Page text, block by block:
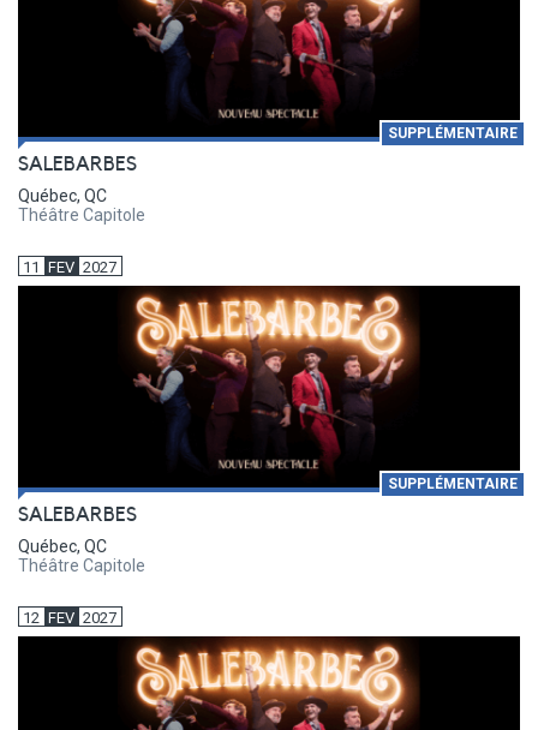
SUPPLÉMENTAIRE
SALEBARBES
Québec, QC
Théâtre Capitole
11 FEV 2027
SUPPLÉMENTAIRE
SALEBARBES
Québec, QC
Théâtre Capitole
12 FEV 2027